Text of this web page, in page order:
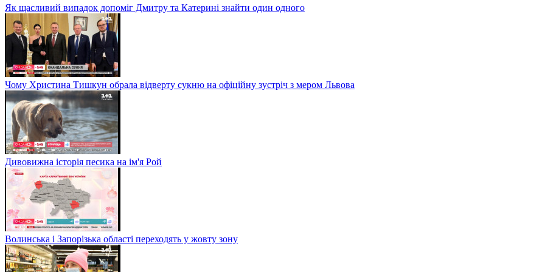
Як щасливий випадок допоміг Дмитру та Катерині знайти один одного
Чому Христина Тишкун обрала відверту сукню на офіційну зустріч з мером Львова
Дивовижна історія песика на ім'я Рой
Волинська і Запорізька області переходять у жовту зону